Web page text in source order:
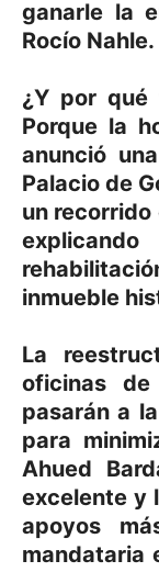
ganarle la
Rocío Nahle.
¿Y por qué
Porque la
anunció
Palacio de
un
inmueble
La
oficinas
pasarán a
para
Ahued
excelente y
apoyos
mandataria